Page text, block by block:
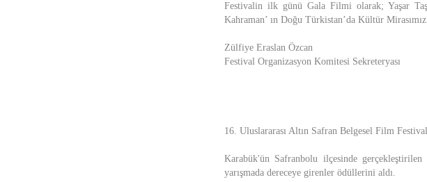
Festivalin ilk günü Gala Filmi olarak; Yaşar
Kahraman’ ın Doğu Türkistan’da Kültür
Zülfiye Eraslan Özcan
Festival Organizasyon Komitesi Sekreteryası
16. Uluslararası Altın Safran Belgesel Film
Karabük'ün Safranbolu ilçesinde
yarışmada dereceye girenler ödüllerini aldı.